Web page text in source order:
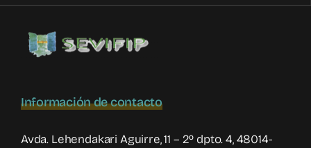
en
Información de contacto
Avda. Lehendakari Aguirre, 11 – 2º dpto. 4, 48014-